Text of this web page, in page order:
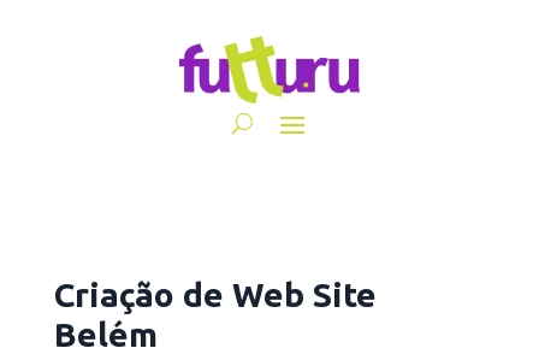
Criação de Web Site
Belém